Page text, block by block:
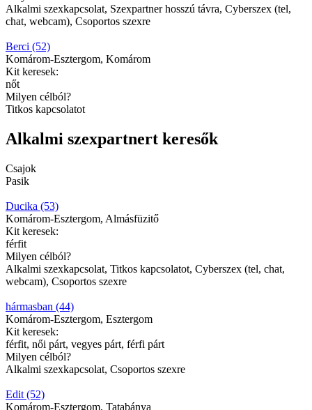
Alkalmi szexkapcsolat, Szexpartner hosszú távra, Cyberszex (tel,
chat, webcam), Csoportos szexre
Berci (52)
Komárom-Esztergom, Komárom
Kit keresek:
nőt
Milyen célból?
Titkos kapcsolatot
Alkalmi szexpartnert keresők
Csajok
Pasik
Ducika (53)
Komárom-Esztergom, Almásfüzitő
Kit keresek:
férfit
Milyen célból?
Alkalmi szexkapcsolat, Titkos kapcsolatot, Cyberszex (tel, chat,
webcam), Csoportos szexre
hármasban (44)
Komárom-Esztergom, Esztergom
Kit keresek:
férfit, női párt, vegyes párt, férfi párt
Milyen célból?
Alkalmi szexkapcsolat, Csoportos szexre
Edit (52)
Komárom-Esztergom, Tatabánya